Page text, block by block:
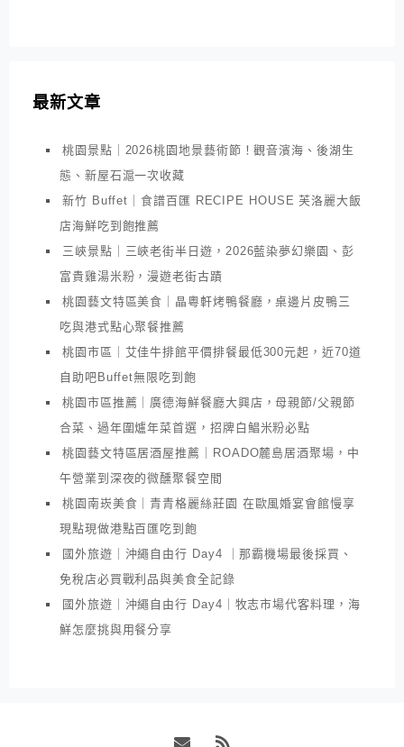
最新文章
桃園景點｜2026桃園地景藝術節！觀音濱海、後湖生
態、新屋石滬一次收藏
新竹 Buffet｜食譜百匯 RECIPE HOUSE 芙洛麗大飯
店海鮮吃到飽推薦
三峽景點｜三峽老街半日遊，2026藍染夢幻樂園、彭
富貴雞湯米粉，漫遊老街古蹟
桃園藝文特區美食｜晶粵軒烤鴨餐廳，桌邊片皮鴨三
吃與港式點心聚餐推薦
桃園市區｜艾佳牛排館平價排餐最低300元起，近70道
自助吧Buffet無限吃到飽
桃園市區推薦｜廣德海鮮餐廳大興店，母親節/父親節
合菜、過年圍爐年菜首選，招牌白鯧米粉必點
桃園藝文特區居酒屋推薦｜ROADO麓島居酒聚場，中
午營業到深夜的微醺聚餐空間
桃園南崁美食｜青青格麗絲莊園 在歐風婚宴會館慢享
現點現做港點百匯吃到飽
國外旅遊｜沖繩自由行 Day4 ｜那霸機場最後採買、
免稅店必買戰利品與美食全記錄
國外旅遊｜沖繩自由行 Day4｜牧志市場代客料理，海
鮮怎麼挑與用餐分享